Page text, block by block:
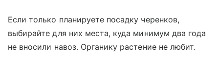
Если только планируете посадку черенков,
выбирайте для них места, куда минимум два года
не вносили навоз. Органику растение не любит.